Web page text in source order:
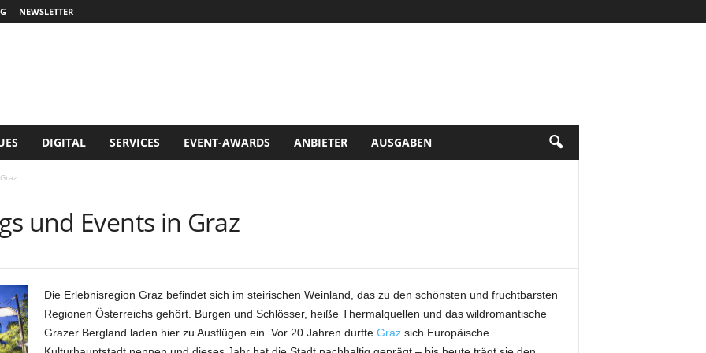
NEWSLETTER
DIGITAL SERVICES EVENT-AWARDS ANBIETER AUSGABEN
und Events in Graz
Die Erlebnisregion Graz befindet sich im steirischen Weinland, das zu den schönsten und fruchtbarsten
Regionen Österreichs gehört. Burgen und Schlösser, heiße Thermalquellen und das wildromantische
Grazer Bergland laden hier zu Ausflügen ein. Vor 20 Jahren durfte Grazsich Europäische